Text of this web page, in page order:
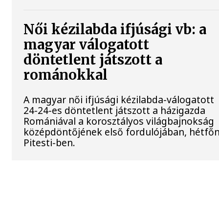
Női kézilabda ifjúsági vb: a
magyar válogatott
döntetlent játszott a
románokkal
A magyar női ifjúsági kézilabda-válogatott
24-24-es döntetlent játszott a házigazda
Romániával a korosztályos világbajnokság
középdöntőjének első fordulójában,
Pitesti-ben.